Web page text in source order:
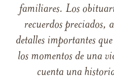
familiares. Los
recuerdos preciados,
detalles importantes
los momentos de una
cuenta una